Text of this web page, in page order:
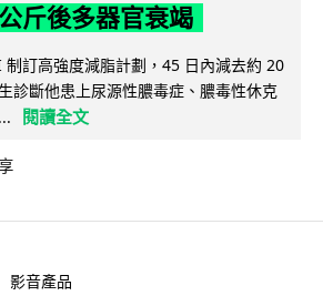
斤後多器官衰竭
制訂高強度減脂計劃，45 日內減去約 20
診斷他患上尿源性膿毒症、膿毒性休克
閱讀全文
影音產品